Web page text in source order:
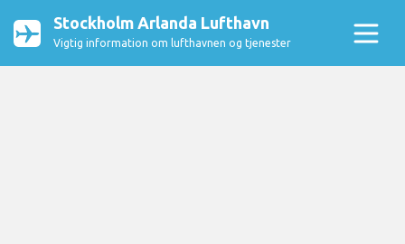
Stockholm Arlanda Lufthavn
Vigtig information om lufthavnen og tjenester